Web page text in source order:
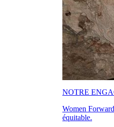
NOTRE
Women
équitable.